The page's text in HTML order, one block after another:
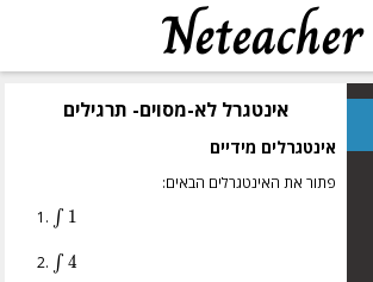
אינטגרל לא-מסוים- תרגילים
אינטגרלים מידיים
פתור את האינטגרלים הבאים:
\int{1
∫ 1
\int{4}
∫ 4